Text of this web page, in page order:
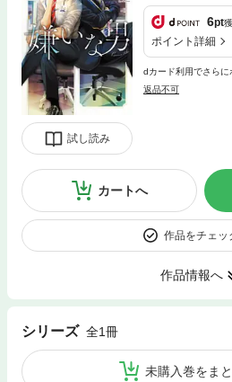
試し読み
6pt
ポイント詳細
dカード利用でさらに
返品不可
カートへ
作品をチェッ
作品情報へ
シリーズ 全1冊
未購入巻をま